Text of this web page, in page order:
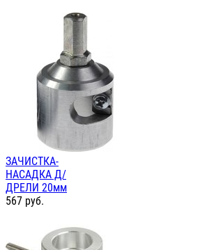
ЗАЧИСТКА-
НАСАДКА Д/
ДРЕЛИ 20мм
567 руб.